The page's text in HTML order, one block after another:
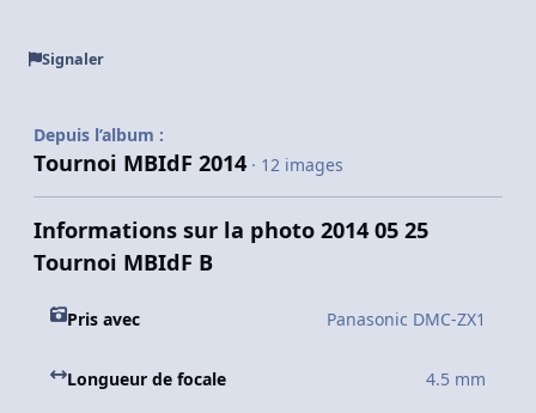
Signaler
Depuis l’album :
Tournoi MBIdF 2014 · 12 images
Informations sur la photo 2014 05 25
Tournoi MBIdF B
Pris avec Panasonic DMC-ZX1
Longueur de focale 4.5 mm